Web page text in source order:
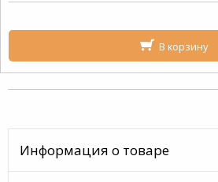
В корзину
Информация о товаре